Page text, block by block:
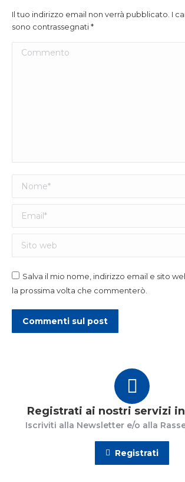
Il tuo indirizzo email non verrà pubblicato. I
sono contrassegnati*
Commento
Nome *
Email *
Sito web
Salva il mio nome, indirizzo email e sito
la prossima volta che commenterò.
Commenti sul post
Registrati ai nostri servizi
Iscriviti alla Newsletter e/o alla
Registrati